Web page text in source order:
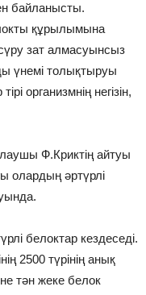
байланысты.
құрылымына
зат алмасуынсыз
үнемі толықтыруы
организмнің негізін,
Ф.Криктің айтуы
олардың әртүрлі
белоктар кездеседі.
2500 түрінің анық
тән жеке белок